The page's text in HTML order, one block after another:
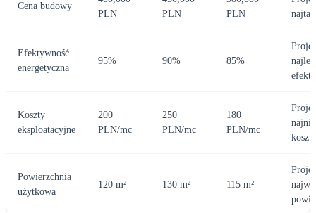
Cena budowy
PLN
PLN
PLN
Efektywność
energetyczna
95% 90% 85%
Koszty
eksploatacyjne
200
PLN/mc
250
PLN/mc
180
PLN/mc
koszty
Powierzchnia
użytkowa
120 m² 130 m² 115 m²